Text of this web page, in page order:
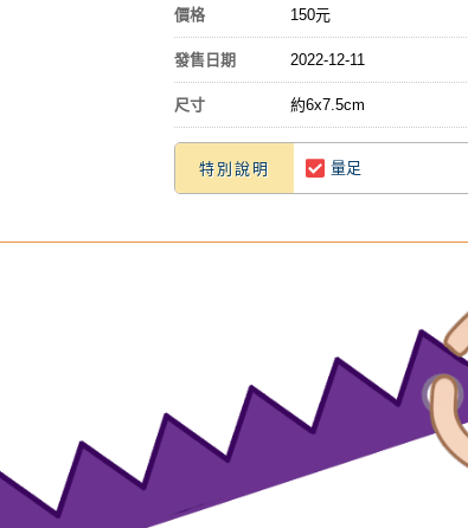
價格 150元
發售日期 2022-12-11
尺寸 約6x7.5cm​
特別說明 量足